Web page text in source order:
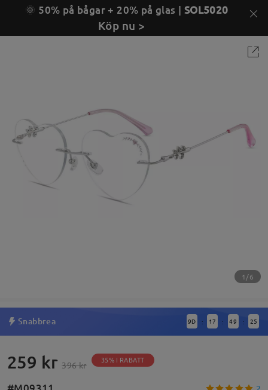
🌞 50% på bågar + 20% på glas | SOL5020
Köp nu >
1/6
Snabbrea 9D : 17 : 49 : 25
259 kr 396 kr 35% I RABATT